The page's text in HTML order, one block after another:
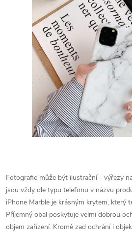
Fotografie může být ilustrační - výřezy
jsou vždy dle typu telefonu v názvu
iPhone Marble je krásným krytem, který
Příjemný obal poskytuje velmi dobrou
objem zařízení. Kromě zad ochrání i